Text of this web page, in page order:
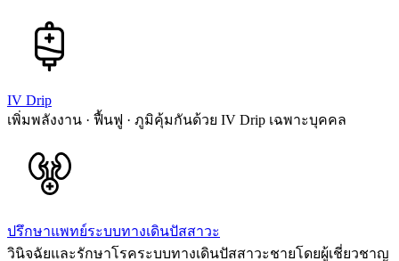
IV Drip
เพิ่มพลังงาน · ฟื้นฟู · ภูมิคุ้มกันด้วย IV Drip เฉพาะบุคคล
ปรึกษาแพทย์ระบบทางเดินปัสสาวะ
วินิจฉัยและรักษาโรคระบบทางเดินปัสสาวะชายโดยผู้เชี่ยวชาญ